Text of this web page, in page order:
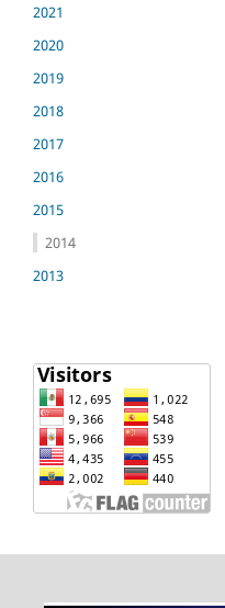
2021
2020
2019
2018
2017
2016
2015
2014
2013